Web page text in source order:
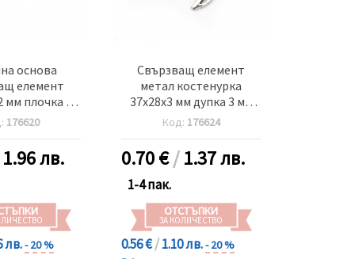
основа
елемент
мм плочка 12
2 мм цвят
-20 броя
176620
1.96 лв.
лв.- 20 %
Свързващ елемент
метал костенурка
37x28x3 мм дупка 3 мм
цвят старо сребро -5
броя
Код: 176624
0.70€/1.37 лв.
1-4 пак.
ОТСТЪПКИ
ЗА КОЛИЧЕСТВО
0.56 €/1.10 лв.- 20 %